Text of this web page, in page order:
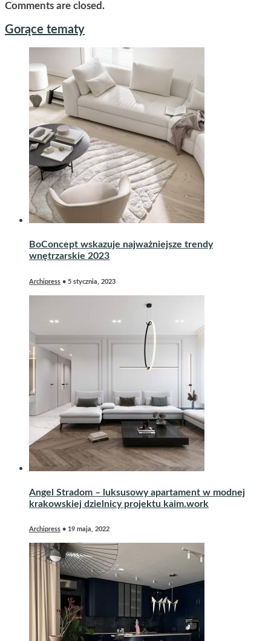
Comments are closed.
Gorące tematy
BoConcept wskazuje najważniejsze trendy
wnętrzarskie 2023
Archipress • 5 stycznia, 2023
Angel Stradom – luksusowy apartament w modnej
krakowskiej dzielnicy projektu kaim.work
Archipress • 19 maja, 2022